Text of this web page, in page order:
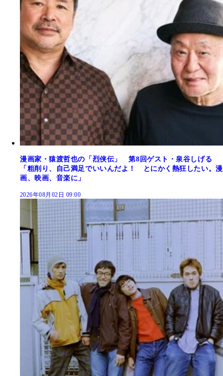
漫画家・猿渡哲也の「烈侠伝」 第8回ゲスト・泉谷しげる
「粗削り、自己満足でいいんだよ！ とにかく熱狂したい。漫
画、映画、音楽に」
2026年08月02日 09:00